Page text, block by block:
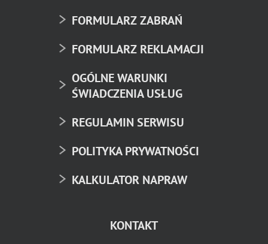
FORMULARZ ZABRAŃ
FORMULARZ REKLAMACJI
OGÓLNE WARUNKI
ŚWIADCZENIA USŁUG
REGULAMIN SERWISU
POLITYKA PRYWATNOŚCI
KALKULATOR NAPRAW
KONTAKT